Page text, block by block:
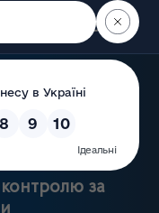
Пошук
України
контролю за